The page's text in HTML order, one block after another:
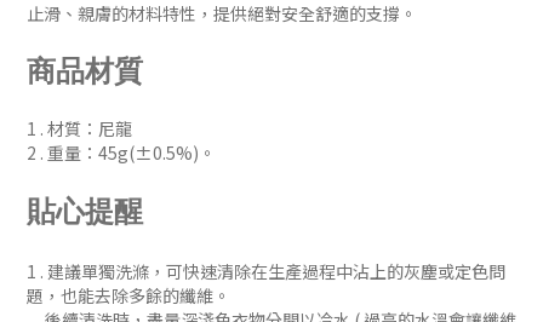
止滑、親膚的材料特性，提供絕對安全舒適的支撐。
商品材質
1 . 材質：尼龍
2 . 重量：45g(±0.5%)。
貼心提醒
1 . 建議單獨洗滌，可快速清除在生產過程中沾上的灰塵或定色問
題 ， 也能去除多餘的纖維。